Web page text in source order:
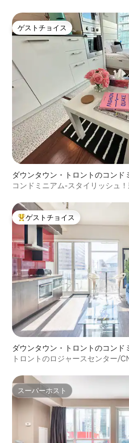
ゲストチョイス
ゲストチョイス
ダウンタウン・トロントのコンド
コンドミニアム-スタイリッシュ
大好評のゲストチョイスです。
ゲストチョイス
ダウンタウン・トロントのコンド
トロントのロジャースセンター/
スーパーホスト
スーパーホスト